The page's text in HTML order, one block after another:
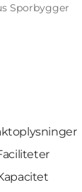
Sporbygger